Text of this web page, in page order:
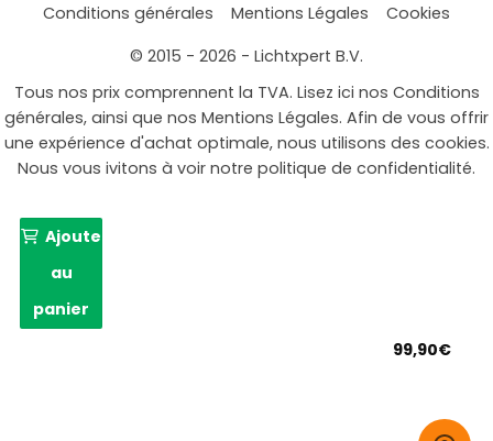
Conditions générales Mentions Légales
Cookies
© 2015 - 2026 - Lichtxpert B.V.
Tous nos prix comprennent la TVA. Lisez ici nos Conditions
générales, ainsi que nos Mentions Légales. Afin de vous offrir
une expérience d'achat optimale, nous utilisons des cookies.
Nous vous ivitons à voir notre politique de confidentialité.
99,90€
Ajouter
au
panier